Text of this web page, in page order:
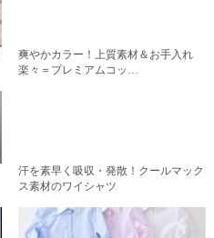
爽やかカラー！上質素材＆お手入れ
楽々＝プレミアムコッ…
汗を素早く吸収・発散！クールマック
ス素材のワイシャツ